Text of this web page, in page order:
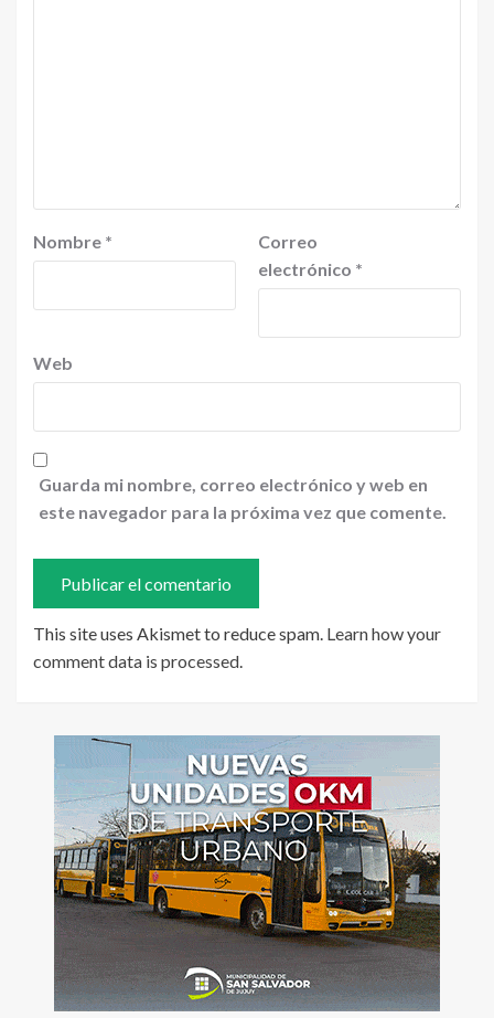
Nombre *
Correo
electrónico *
Web
Guarda mi nombre, correo electrónico y web en
este navegador para la próxima vez que comente.
This site uses Akismet to reduce spam. Learn how your
comment data is processed.